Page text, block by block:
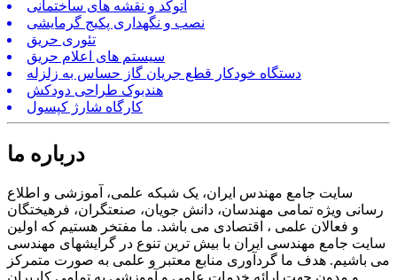
اتوکد و نقشه های ساختمانی
نصب و نگهداری پکیج گرمایشی
تئوری حریق
سیستم های اعلام حریق
دستگاه خودکار قطع جریان گاز حساس به زلزله
هندبوک طراحی دودکش
کارگاه شارژ کپسول
درباره ما
سایت جامع مهندس ایران، یک شبکه علمی، آموزشی و اطلاع
رسانی ویژه تمامی مهندسان، دانش جویان، صنعتگران، فرهیختگان
و فعالان علمی ، اقتصادی می باشد. ما مفتخر هستیم که اولین
سایت جامع مهندسی ایران با بیش ترین تنوع در گرایشهای مهندسی
می باشیم. هدف ما گردآوری منابع معتبر و علمی به صورت متمرکز
و مدون جهت ارائه خدمات علمی و آموزشی به تمامی کاربران